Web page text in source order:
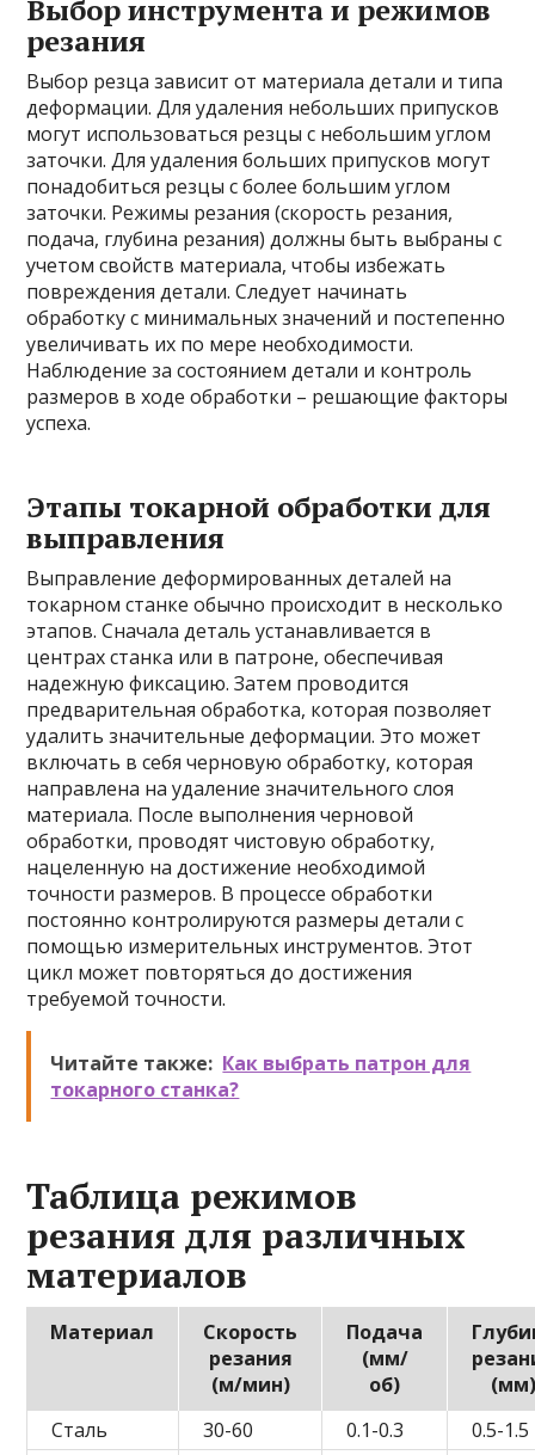
Выбор инструмента и режимов
резания
Выбор резца зависит от материала детали и типа
деформации. Для удаления небольших припусков
могут использоваться резцы с небольшим углом
заточки. Для удаления больших припусков могут
понадобиться резцы с более большим углом
заточки. Режимы резания (скорость резания,
подача, глубина резания) должны быть выбраны с
учетом свойств материала, чтобы избежать
повреждения детали. Следует начинать
обработку с минимальных значений и постепенно
увеличивать их по мере необходимости.
Наблюдение за состоянием детали и контроль
размеров в ходе обработки – решающие факторы
успеха.
Этапы токарной обработки для
выправления
Выправление деформированных деталей на
токарном станке обычно происходит в несколько
этапов. Сначала деталь устанавливается в
центрах станка или в патроне, обеспечивая
надежную фиксацию. Затем проводится
предварительная обработка, которая позволяет
удалить значительные деформации. Это может
включать в себя черновую обработку, которая
направлена на удаление значительного слоя
материала. После выполнения черновой
обработки, проводят чистовую обработку,
нацеленную на достижение необходимой
точности размеров. В процессе обработки
постоянно контролируются размеры детали с
помощью измерительных инструментов. Этот
цикл может повторяться до достижения
требуемой точности.
Читайте также: Как выбрать патрон для
токарного станка?
Таблица режимов
резания для различных
материалов
Материал
Скорость
резания
(м/мин)
Подача
(мм/
об)
Сталь
30-60 0.1-0.3
0.5-1.5